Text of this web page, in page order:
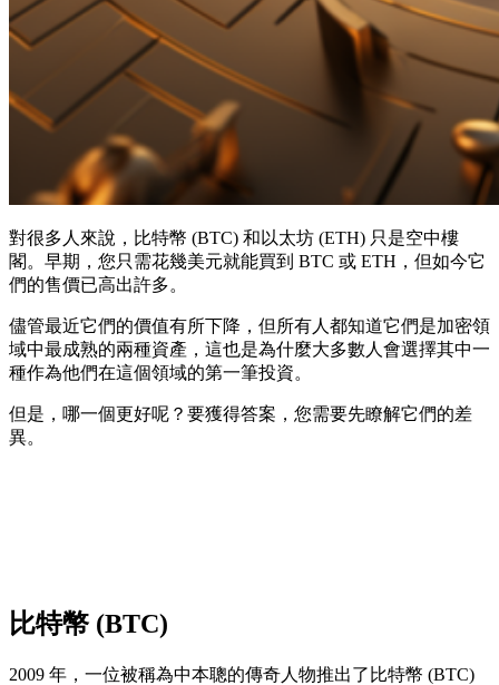
對很多人來說，比特幣 (BTC) 和以太坊 (ETH) 只是空中樓
閣。早期，您只需花幾美元就能買到 BTC 或 ETH，但如今它
們的售價已高出許多。
儘管最近它們的價值有所下降，但所有人都知道它們是加密領
域中最成熟的兩種資產，這也是為什麼大多數人會選擇其中一
種作為他們在這個領域的第一筆投資。
但是，哪一個更好呢？要獲得答案，您需要先瞭解它們的差
異。
比特幣 (BTC)
2009 年，一位被稱為中本聰的傳奇人物推出了比特幣 (BTC)